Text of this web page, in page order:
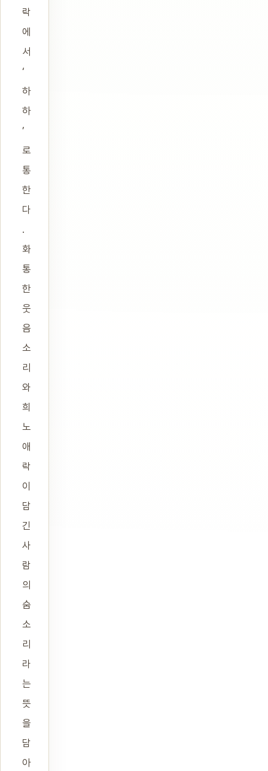
락
에
서
‘
하
하
’
로
통
한
다
.
화
통
한
웃
음
소
리
와
희
노
애
락
이
담
긴
사
람
의
숨
소
리
라
는
뜻
을
담
아